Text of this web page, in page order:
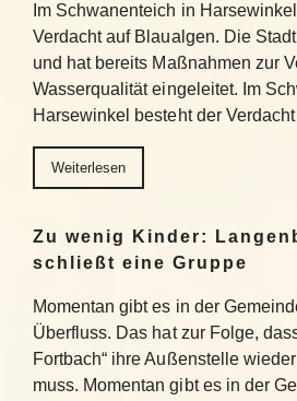
Im Schwanenteich in
Verdacht auf Blaualgen. Die
und hat bereits Maßnahmen zur
Wasserqualität eingeleitet. Im
Harsewinkel besteht der
Weiterlesen
Zu wenig Kinder:
schließt eine Gruppe
Momentan gibt es in der
Überfluss. Das hat zur Folge,
Fortbach“ ihre Außenstelle
muss. Momentan gibt es in der